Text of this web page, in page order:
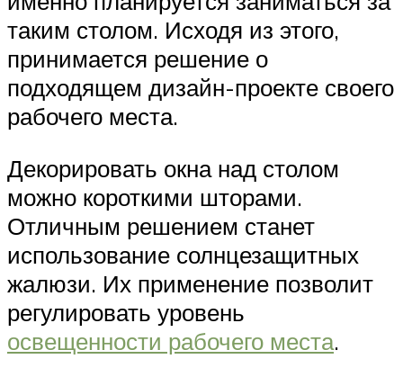
таким столом. Исходя из этого,
принимается решение о
подходящем дизайн-проекте своего
рабочего места.
Декорировать окна над столом
можно короткими шторами.
Отличным решением станет
использование солнцезащитных
жалюзи. Их применение позволит
регулировать уровень
освещенности рабочего места.